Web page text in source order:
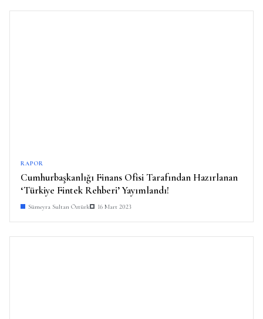
RAPOR
Cumhurbaşkanlığı Finans Ofisi Tarafından Hazırlanan
‘Türkiye Fintek Rehberi’ Yayımlandı!
Sümeyra Sultan Öztürk 16 Mart 2023